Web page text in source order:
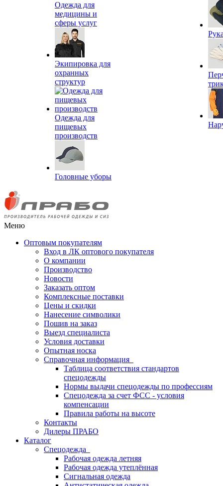
Одежда для
медицины и
сферы услуг
Экипировка для
охранных
структур
Одежда для
пищевых
производств
Головные уборы
Меню
Оптовым покупателям
Вход в ЛК оптового покупателя
О компании
Производство
Новости
Заказать оптом
Комплексные поставки
Цены и скидки
Нанесение символики
Пошив на заказ
Выезд специалиста
Условия доставки
Опытная носка
Справочная информация
Таблица соответствия стандартов
спецодежды
Нормы выдачи спецодежды по профессиям
Спецодежда за счет ФСС - условия
компенсации
Правила работы на высоте
Контакты
Дилеры ПРАБО
Каталог
Спецодежда
Рабочая одежда летняя
Рабочая одежда утеплённая
Сигнальная одежда